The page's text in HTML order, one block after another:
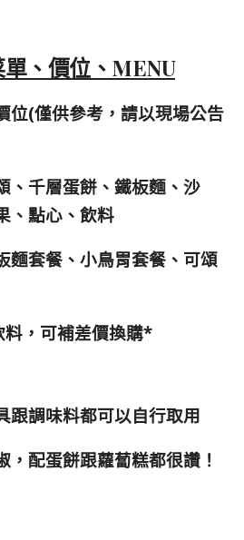
、價位、MENU
位(僅供參考，請以現場公告
、千層蛋餅、鐵板麵、沙
、點心、飲料
麵套餐、小鳥胃套餐、可頌
，可補差價換購*
跟調味料都可以自行取用
，配蛋餅跟蘿蔔糕都很讚！